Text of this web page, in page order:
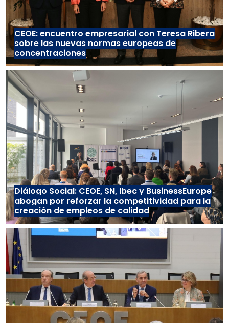
CEOE: encuentro empresarial con Teresa Ribera
sobre las nuevas normas europeas de
concentraciones
Diálogo Social: CEOE, SN, Ibec y BusinessEurope
abogan por reforzar la competitividad para la
creación de empleos de calidad